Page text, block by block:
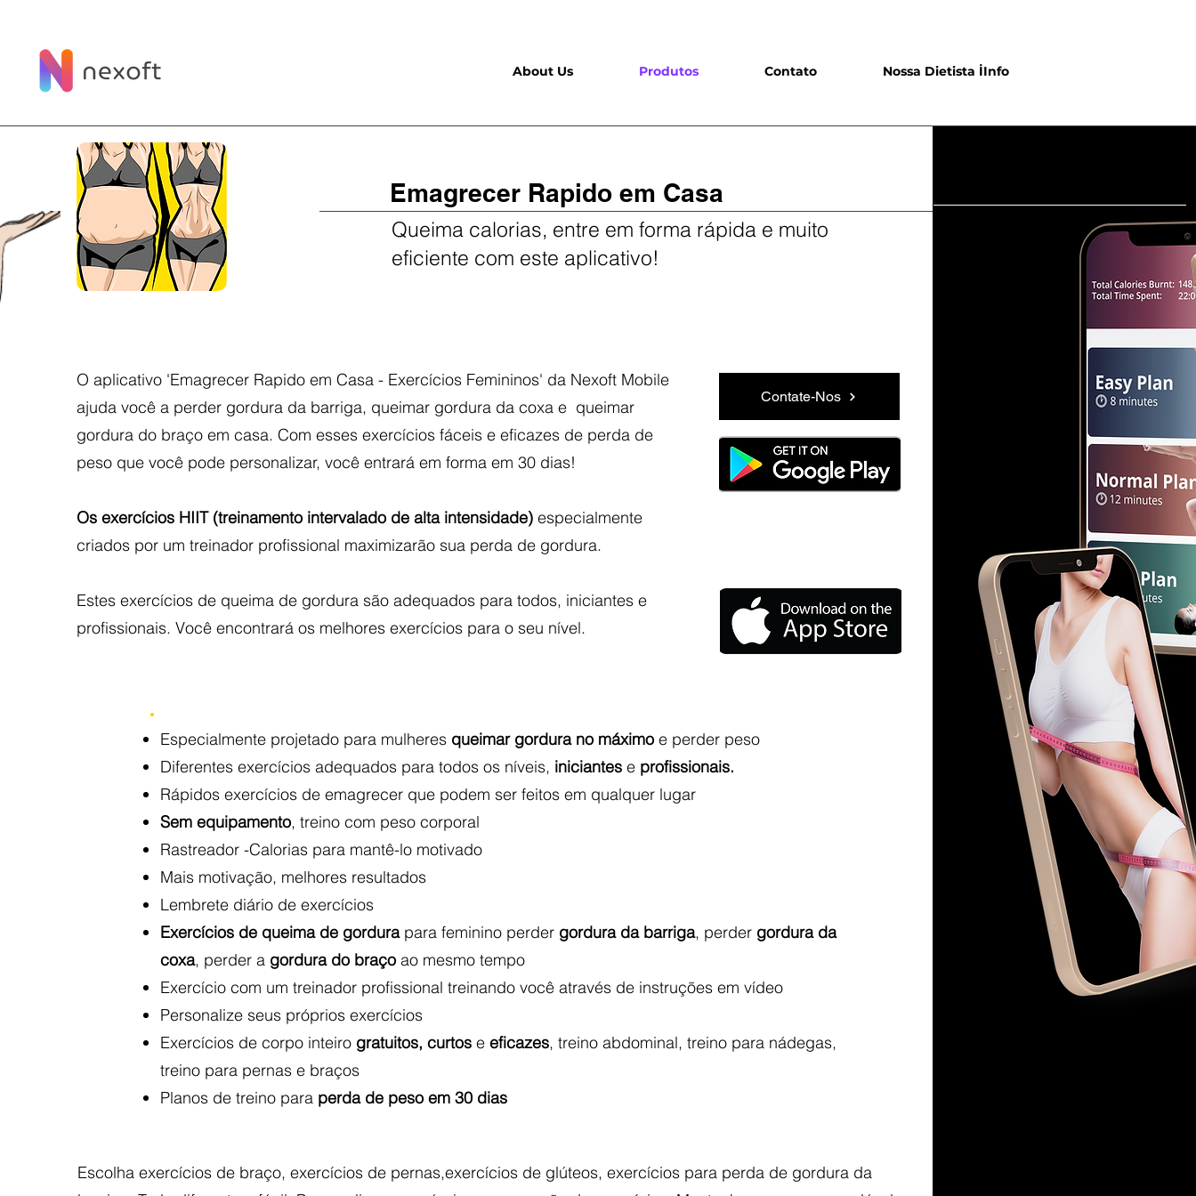
About Us Produtos Contato Nossa Dietista İInfo
Emagrecer Rapido em Casa
Queima calorias, entre em forma rápida e muito
eficiente com este aplicativo!
O aplicativo 'Emagrecer Rapido em Casa - Exercícios Femininos' da Nexoft Mobile
ajuda você a perder gordura da barriga, queimar gordura da coxa e queimar
gordura do braço em casa. Com esses exercícios fáceis e eficazes de perda de
peso que você pode personalizar, você entrará em forma em 30 dias!
Os exercícios HIIT (treinamento intervalado de alta intensidade) especialmente
criados por um treinador profissional maximizarão sua perda de gordura.
Estes exercícios de queima de gordura são adequados para todos, iniciantes e
profissionais. Você encontrará os melhores exercícios para o seu nível.
Contate-Nos
Especialmente projetado para mulheres queimar gordura no máximoe perder peso
Diferentes exercícios adequados para todos os níveis, iniciantes e profissionais.
Rápidos exercícios de emagrecer que podem ser feitos em qualquer lugar
Sem equipamento, treino com peso corporal
Rastreador -Calorias para mantê-lo motivado
Mais motivação, melhores resultados
Lembrete diário de exercícios
Exercícios de queima de gordura para feminino perdergordura da barriga, perder gordura da
coxa, perder a gordura do braço ao mesmo tempo
Exercício com um treinador profissional treinando você através de instruções em vídeo
Personalize seus próprios exercícios
Exercícios de corpo inteiro gratuitos, curtos e eficazes, treino abdominal, treino para nádegas,
treino para pernas e braços
Planos de treino paraperda de peso em 30 dias
Escolha exercícios de braço, exercícios de pernas,exercícios de glúteos, exercícios para perda de gordura da